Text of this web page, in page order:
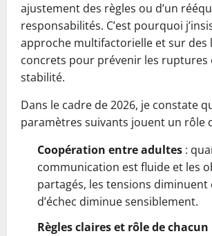
ajustement des règles ou d’un
responsabilités. C’est pourquoi
approche multifactorielle et sur des
concrets pour prévenir les ruptures
stabilité.
Dans le cadre de 2026, je constate
paramètres suivants jouent un rôle
Coopération entre adultes :
communication est fluide et les
partagés, les tensions diminuent
d’échec diminue sensiblement.
Règles claires et rôle de chacun